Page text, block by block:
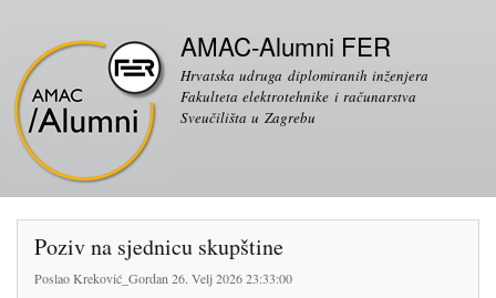
na
glavni
sadržaj
AMAC-Alumni FER
Hrvatska udruga diplomiranih inženjera
Fakulteta elektrotehnike i računarstva
Sveučilišta u Zagrebu
Poziv na sjednicu skupštine
PoslaoKreković_Gordan 26. Velj 2026 23:33:00